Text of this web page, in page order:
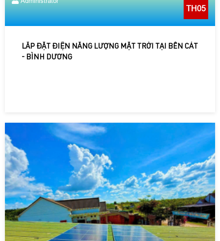
TH05
LẮP ĐẶT ĐIỆN NĂNG LƯỢNG MẶT TRỜI TẠI BẾN CÁT
- BÌNH DƯƠNG